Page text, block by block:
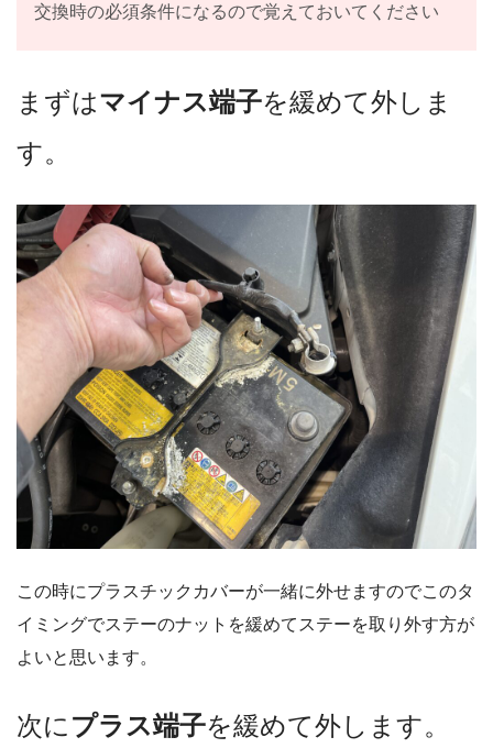
交換時の必須条件になるので覚えておいてください
まずはマイナス端子を緩めて外しま
す。
この時にプラスチックカバーが一緒に外せますのでこのタ
イミングでステーのナットを緩めてステーを取り外す方が
よいと思います。
次に プラス端子を緩めて外します。